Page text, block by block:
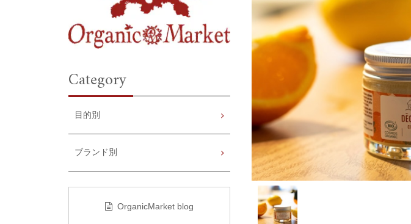
Category
目的別
ブランド別
OrganicMarket blog